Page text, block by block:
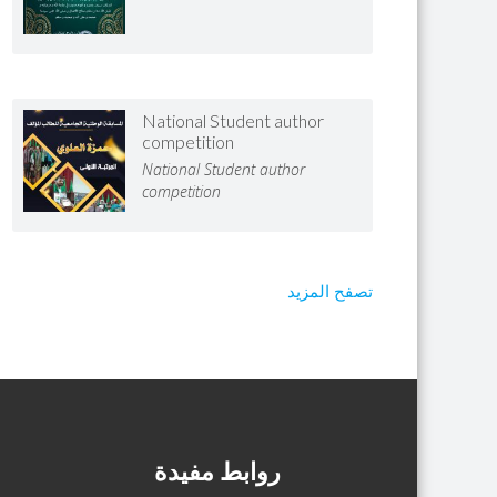
National Student author
competition
National Student author
competition
تصفح المزيد
روابط مفيدة